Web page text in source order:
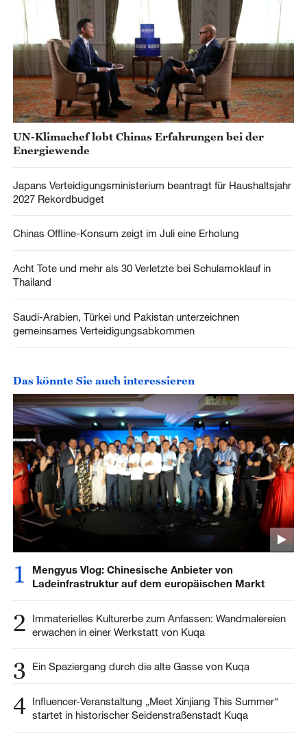
UN-Klimachef lobt Chinas Erfahrungen bei der
Energiewende
Japans Verteidigungsministerium beantragt für Haushaltsjahr
2027 Rekordbudget
Chinas Offline-Konsum zeigt im Juli eine Erholung
Acht Tote und mehr als 30 Verletzte bei Schulamoklauf in
Thailand
Saudi-Arabien, Türkei und Pakistan unterzeichnen
gemeinsames Verteidigungsabkommen
Das könnte Sie auch interessieren
1
Mengyus Vlog: Chinesische Anbieter von
Ladeinfrastruktur auf dem europäischen Markt
2
Immaterielles Kulturerbe zum Anfassen: Wandmalereien
erwachen in einer Werkstatt von Kuqa
3 Ein Spaziergang durch die alte Gasse von Kuqa
4 Influencer-Veranstaltung „Meet Xinjiang This Summer“
startet in historischer Seidenstraßenstadt Kuqa